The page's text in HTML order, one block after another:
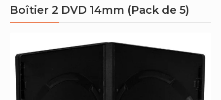
Boîtier 2 DVD 14mm (Pack de 5)